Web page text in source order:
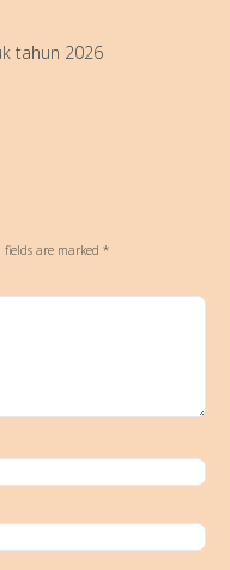
tahun 2026
fields are marked *